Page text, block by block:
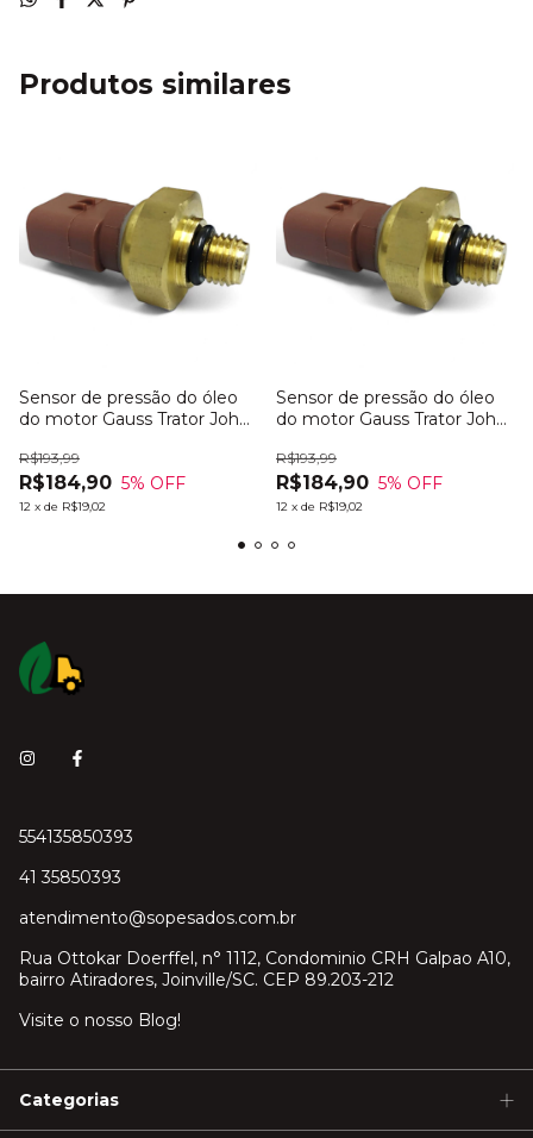
Produtos similares
Sensor de pressão do óleo
do motor Gauss Trator John
R$184,90
R$193,99
5% OFF
12 x de R$19,02
Sensor de pressão do óleo
do motor Gauss Trator John
R$184,90
R$193,99
5% OFF
12 x de R$19,02
554135850393
41 35850393
atendimento@sopesados.com.br
Rua Ottokar Doerffel, n° 1112, Condominio CRH Galpao A10,
bairro Atiradores, Joinville/SC. CEP 89.203-212
Visite o nosso Blog!
Categorias